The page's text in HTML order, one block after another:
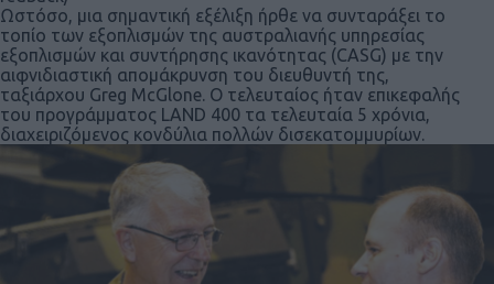
Ωστόσο, μια σημαντική εξέλιξη ήρθε να συνταράξει το
τοπίο των εξοπλισμών της αυστραλιανής υπηρεσίας
εξοπλισμών και συντήρησης ικανότητας (CASG) με την
αιφνιδιαστική απομάκρυνση του διευθυντή της,
ταξιάρχου Greg McGlone. Ο τελευταίος ήταν επικεφαλής
του προγράμματος LAND 400 τα τελευταία 5 χρόνια,
διαχειριζόμενος κονδύλια πολλών δισεκατομμυρίων.